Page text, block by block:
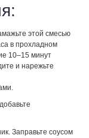
этой смесью
в прохладном
10–15 минут
и нарежьте
Заправьте соусом